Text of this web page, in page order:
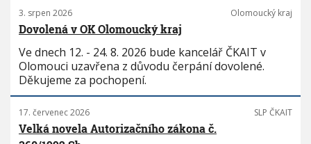
3. srpen 2026 Olomoucký kraj
Dovolená v OK Olomoucký kraj
Ve dnech 12. - 24. 8. 2026 bude kancelář ČKAIT v
Olomouci uzavřena z důvodu čerpání dovolené.
Děkujeme za pochopení.
17. červenec 2026 SLP ČKAIT
Velká novela Autorizačního zákona č.